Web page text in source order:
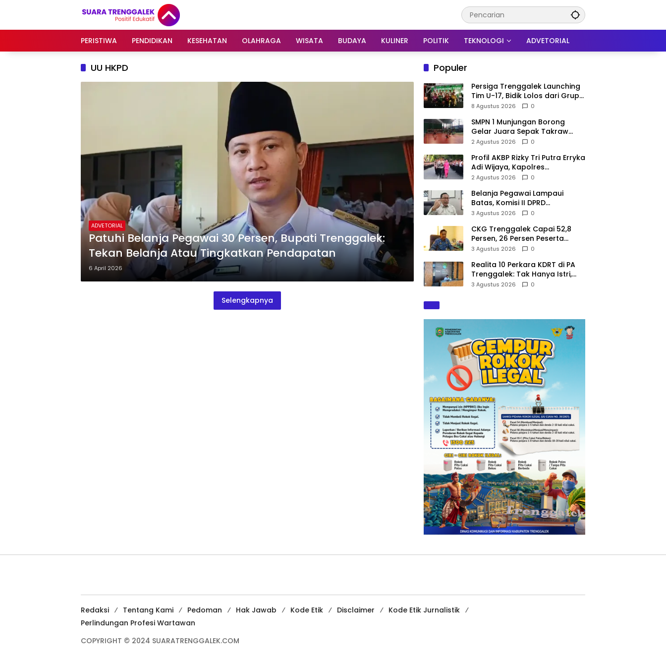
PERISTIWA
PENDIDIKAN KESEHATAN OLAHRAGA WISATA BUDAYA KULINER POLITIK TEKNOLOGI ADVETORIAL
UU HKPD
ADVETORIAL
Patuhi Belanja Pegawai 30 Persen, Bupati Trenggalek:
Tekan Belanja Atau Tingkatkan Pendapatan
6 April 2026
Selengkapnya
Populer
Persiga Trenggalek Launching
Tim U-17, Bidik Lolos dari Grup
N Piala Soeratin
8 Agustus 2026 0
SMPN 1 Munjungan Borong
Gelar Juara Sepak Takraw
PHBN Trenggalek 2026, Jadi
2 Agustus 2026 0
Profil AKBP Rizky Tri Putra Erryka
Adi Wijaya, Kapolres
Trenggalek Baru yang Raih
2 Agustus 2026 0
Belanja Pegawai Lampaui
Batas, Komisi II DPRD
Trenggalek Nilai Pemda Salah
3 Agustus 2026 0
CKG Trenggalek Capai 52,8
Persen, 26 Persen Peserta
Berpotensi Alami Masalah
3 Agustus 2026 0
Realita 10 Perkara KDRT di PA
Trenggalek: Tak Hanya Istri,
Suami Juga Jadi Korban
3 Agustus 2026 0
Redaksi Tentang Kami Pedoman Hak Jawab Kode Etik Disclaimer
Kode Etik Jurnalistik
Perlindungan Profesi Wartawan
COPYRIGHT © 2024 SUARATRENGGALEK.COM